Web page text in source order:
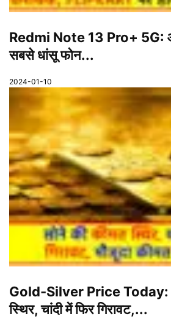
Redmi Note 13 Pro+
सबसे धांसू फोन...
2024-01-10
Gold-Silver Price Today:
स्थिर, चांदी में फिर गिरावट,...